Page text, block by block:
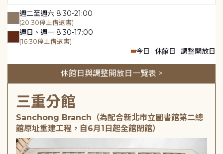
週二至週六 8:30-21:00
(20:30停止借還書)
週日、週一 8:30-17:00
(16:30停止借還書)
今日 休館日 調整開放日
休館日與調整開放日一覽表 >
三重分館
Sanchong Branch（為配合新北市立圖書館第二總
館原址重建工程，自6月1日起全館閉館）